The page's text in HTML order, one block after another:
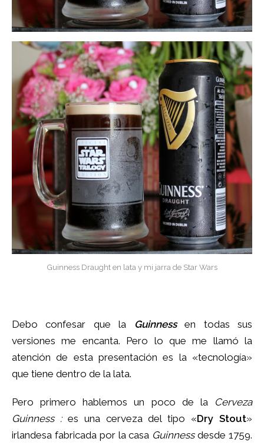
Guinness Draught en lata y mi jarra de Star Wars
Debo confesar que la Guinnessen todas sus
versiones me encanta. Pero lo que me llamó la
atención de esta presentación es la «tecnología»
que tiene dentro de la lata.
Pero primero hablemos un poco de la Cerveza
Guinness : es una cerveza del tipo «Dry Stout»
irlandesa fabricada por la casa Guinnessdesde 1759.